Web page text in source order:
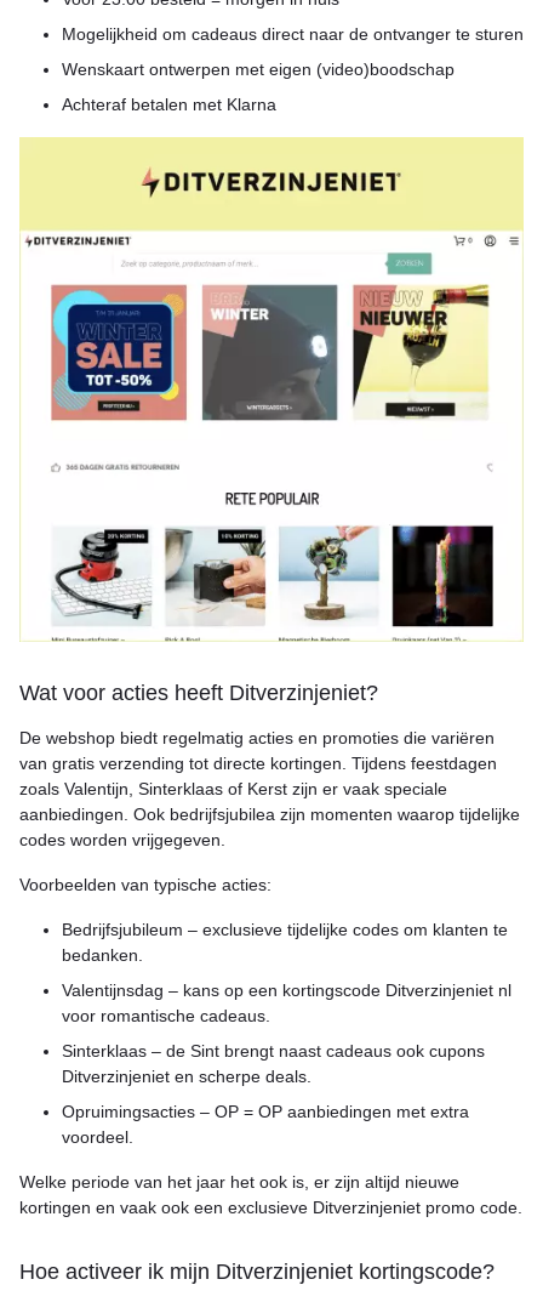
Mogelijkheid om cadeaus direct naar de ontvanger te sturen
Wenskaart ontwerpen met eigen (video)boodschap
Achteraf betalen met Klarna
Wat voor acties heeft Ditverzinjeniet?
De webshop biedt regelmatig acties en promoties die variëren
van gratis verzending tot directe kortingen. Tijdens feestdagen
zoals Valentijn, Sinterklaas of Kerst zijn er vaak speciale
aanbiedingen. Ook bedrijfsjubilea zijn momenten waarop tijdelijke
codes worden vrijgegeven.
Voorbeelden van typische acties:
Bedrijfsjubileum – exclusieve tijdelijke codes om klanten te
bedanken.
Valentijnsdag – kans op een kortingscode Ditverzinjeniet nl
voor romantische cadeaus.
Sinterklaas – de Sint brengt naast cadeaus ook cupons
Ditverzinjeniet en scherpe deals.
Opruimingsacties – OP = OP aanbiedingen met extra
voordeel.
Welke periode van het jaar het ook is, er zijn altijd nieuwe
kortingen en vaak ook een exclusieve Ditverzinjeniet promo code.
Hoe activeer ik mijn Ditverzinjeniet kortingscode?